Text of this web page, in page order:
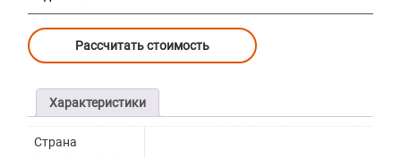
Рассчитать стоимость
Характеристики
Страна